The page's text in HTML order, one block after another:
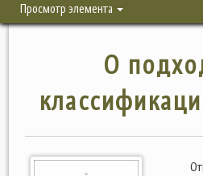
Просмотр элемента
О